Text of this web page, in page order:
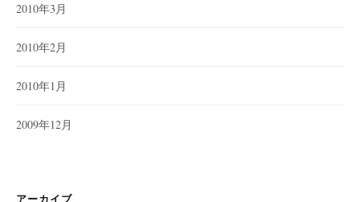
2010年3月
2010年2月
2010年1月
2009年12月
アーカイブ